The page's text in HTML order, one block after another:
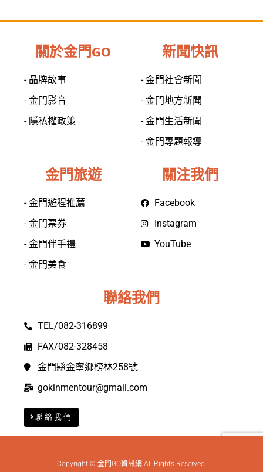
關於金門GO
- 品牌故事
- 金門影音
- 隱私權政策
新聞快訊
- 金門社會新聞
- 金門地方新聞
- 金門生活新聞
- 金門專題報導
金門旅遊
- 金門遊程推薦
- 金門票券
- 金門伴手禮
- 金門美食
關注我們
Facebook
Instagram
YouTube
聯絡我們
TEL/082-316899
FAX/082-328458
金門縣金寧鄉榜林258號
gokinmentour@gmail.com
聯絡我們
Copyright © 金門GO資訊網 All Rights Reserved.